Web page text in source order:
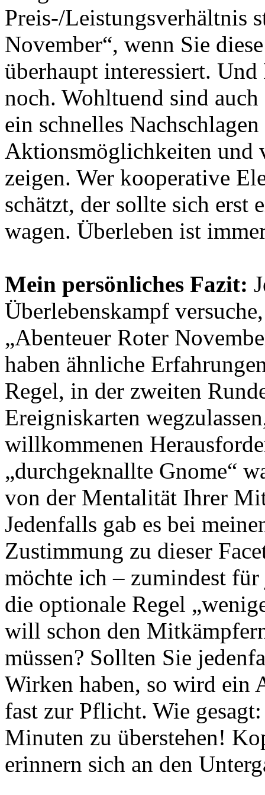
Preis-/Leistungsverhältnis
November“, wenn Sie
überhaupt interessiert. Und
noch. Wohltuend sind
ein schnelles
Aktionsmöglichkeiten und
zeigen. Wer kooperative
schätzt, der sollte sich erst
wagen. Überleben ist
Mein persönliches Fazit:
Überlebenskampf
„Abenteuer Roter
haben ähnliche
Regel, in der zweiten
Ereigniskarten
willkommenen
„durchgeknallte Gnome“
von der Mentalität Ihrer
Jedenfalls gab es bei
Zustimmung zu dieser
möchte ich – zumindest
die optionale Regel
will schon den
müssen? Sollten Sie
Wirken haben, so wird ein
fast zur Pflicht. Wie
Minuten zu überstehen!
erinnern sich an den